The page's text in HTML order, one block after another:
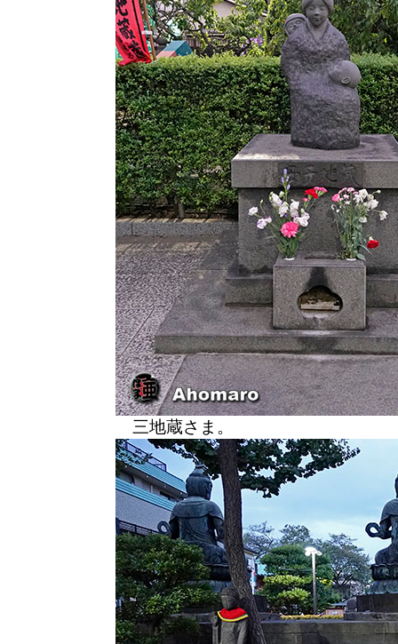
三地蔵さま。